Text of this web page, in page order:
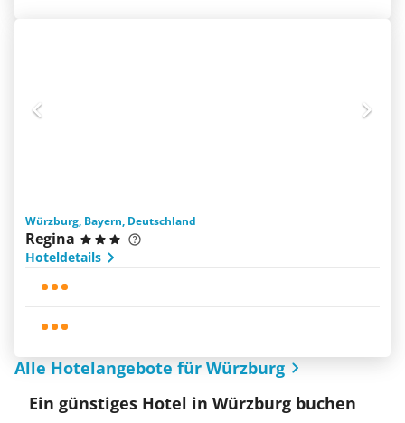
Würzburg, Bayern, Deutschland
Regina
Hoteldetails
Alle Hotelangebote für Würzburg
Ein günstiges Hotel in Würzburg buchen